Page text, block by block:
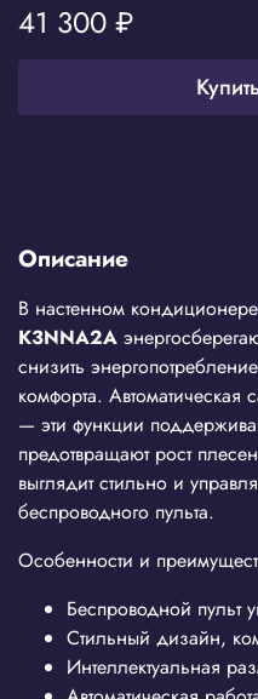
41 300 ₽
Описание
В настенном кондиционере
K3NNA2A
снизить
комфорта. Автоматическая
— эти функции
предотвращают рост
выглядит стильно и
беспроводного пульта.
Особенности и
Беспроводной пульт
Стильный дизайн,
Интеллектуальная